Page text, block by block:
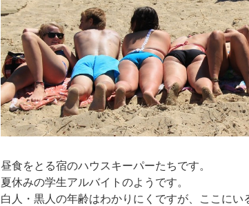
昼食をとる宿のハウスキーパーたちです。
夏休みの学生アルバイトのようです。
白人・黒人の年齢はわかりにくですが、ここにい